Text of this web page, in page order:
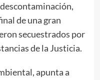
de una gran
secuestrados por
de la Justicia.
apunta a